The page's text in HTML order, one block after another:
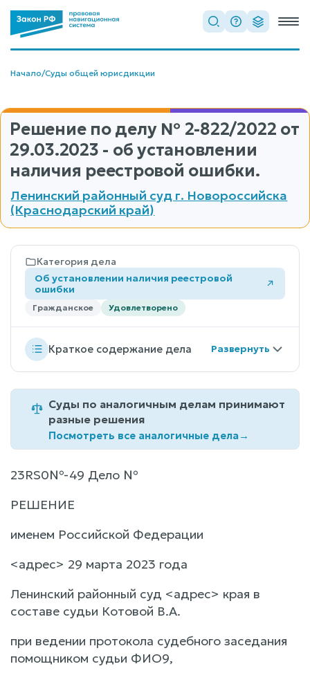
Начало/Суды общей юрисдикции
Решение по делу № 2-822/2022 от
29.03.2023 - об установлении
наличия реестровой ошибки.
Ленинский районный суд г. Новороссийска
(Краснодарский край)
Категория дела
Об установлении наличия реестровой
ошибки
Гражданское Удовлетворено
Краткое содержание дела
Суды по аналогичным делам принимают
разные решения
Посмотреть все аналогичные дела→
23RS0№-49 Дело №
РЕШЕНИЕ
именем Российской Федерации
<адрес> 29 марта 2023 года
Ленинский районный суд <адрес> края в
составе судьи Котовой В.А.
при ведении протокола судебного заседания
помощником судьи ФИО9,